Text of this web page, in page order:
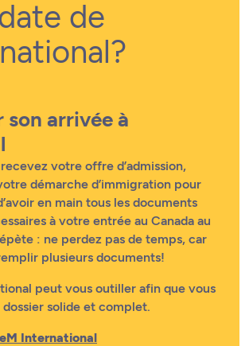
de
son arrivée à
votre offre d’admission,
démarche d’immigration pour
en main tous les documents
à votre entrée au Canada au
: ne perdez pas de temps, car
plusieurs documents!
peut vous outiller afin que vous
solide et complet.
International